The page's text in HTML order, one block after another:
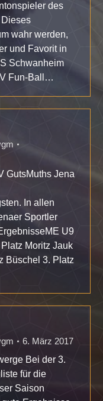
des
Dieses
wahr werden,
und Favorit in
Schwanheim
Fun-Ball…
GutsMuths Jena
In allen
Sportler
U9
Moritz Jauk
Büschel 3. Platz
6. März 2017
Bei der 3.
für die
Saison